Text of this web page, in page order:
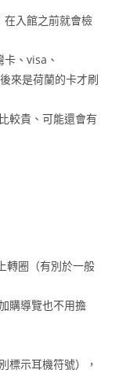
在入館之前就會檢
、visa、
來是荷蘭的卡才刷
較貴、可能還會有
轉圈（有別於一般
購導覽也不用擔
標示耳機符號），